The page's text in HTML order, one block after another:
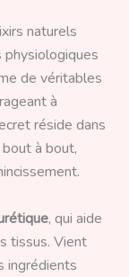
naturels
de véritables
à
réside dans
à bout,
, qui aide
tissus. Vient
ingrédients